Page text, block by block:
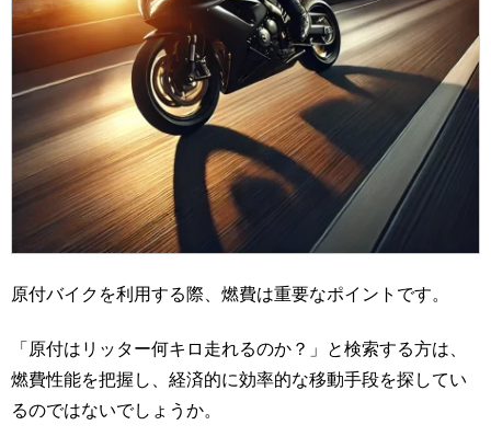
原付バイクを利用する際、燃費は重要なポイントです。
「原付はリッター何キロ走れるのか？」と検索する方は、
燃費性能を把握し、経済的に効率的な移動手段を探してい
るのではないでしょうか。